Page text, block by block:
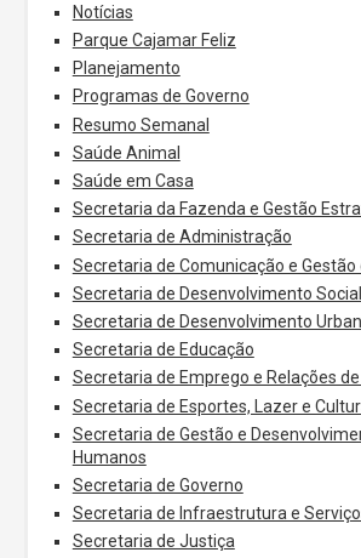
Notícias
Parque Cajamar Feliz
Planejamento
Programas de Governo
Resumo Semanal
Saúde Animal
Saúde em Casa
Secretaria da Fazenda e Gestão
Secretaria de Administração
Secretaria de Comunicação e Gestão
Secretaria de Desenvolvimento Social
Secretaria de Desenvolvimento
Secretaria de Educação
Secretaria de Emprego e Relações
Secretaria de Esportes, Lazer e
Secretaria de Gestão e
Humanos
Secretaria de Governo
Secretaria de Infraestrutura e
Secretaria de Justiça